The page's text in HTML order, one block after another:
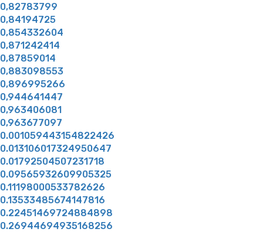
0,82783799
0,84194725
0,854332604
0,871242414
0,87859014
0,883098553
0,896995266
0,944641447
0,963406081
0,963677097
0.001059443154822426
0.013106017324950647
0.01792504507231718
0.09565932609905325
0.11198000533782626
0.13533485674147816
0.22451469724884898
0.26944694935168256